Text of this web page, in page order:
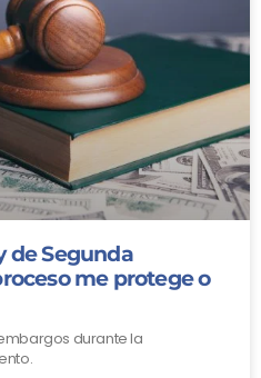
de Segunda
me protege o
durante la